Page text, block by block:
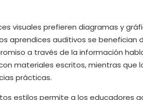
visuales prefieren diagramas y
aprendices auditivos se benefician
a través de la información
materiales escritos, mientras que
prácticas.
estilos permite a los educadores